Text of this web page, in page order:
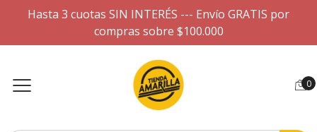
Hasta 3 cuotas SIN INTERÉS --- Envío GRATIS por
compras sobre $100.000
0